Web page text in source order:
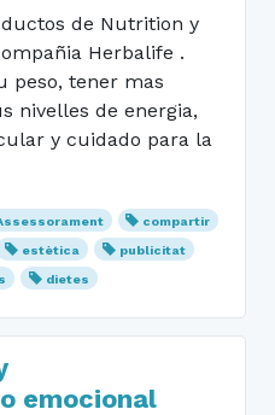
de Nutrition y
Herbalife .
peso, tener mas
nivelles de energia,
y cuidado para la
compartir
estètica
publicitat
dietes
emocional